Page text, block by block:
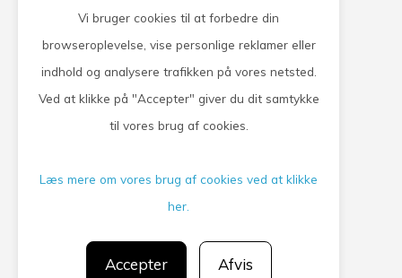
Lægehuset i Gislev
Håndværkervej 7
5854 Gislev
Tlf.nr. 62 29 10 20
CVR.nr. 27182461
EAN.nr. 579 0000 14 38 18
Vi bruger cookies til at forbedre din
browseroplevelse, vise personlige reklamer eller
indhold og analysere trafikken på vores netsted.
Ved at klikke på "Accepter" giver du dit samtykke
til vores brug af cookies.
Læs mere om vores brug af cookies ved at klikke
her.
Accepter Afvis